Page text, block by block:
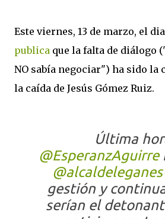
Este viernes, 13 de marzo, el
publica que la falta de diálogo
NO sabía negociar") ha sido la
la caída de Jesús Gómez Ruiz.
Última
@EsperanzAguirre
@alcaldeleganes
gestión y
serían el